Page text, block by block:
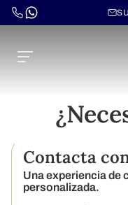
Contacta
Una experiencia de
personalizada.